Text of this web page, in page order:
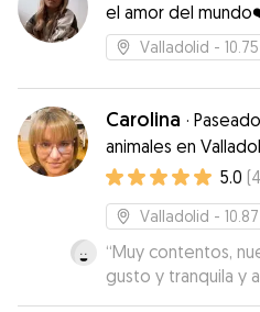
el amor del
Valladolid -
Carolina ·
animales en
5.0 (4
Valladolid -
“Muy contentos,
gusto y tranquila y
Carolina en todo momento. Era